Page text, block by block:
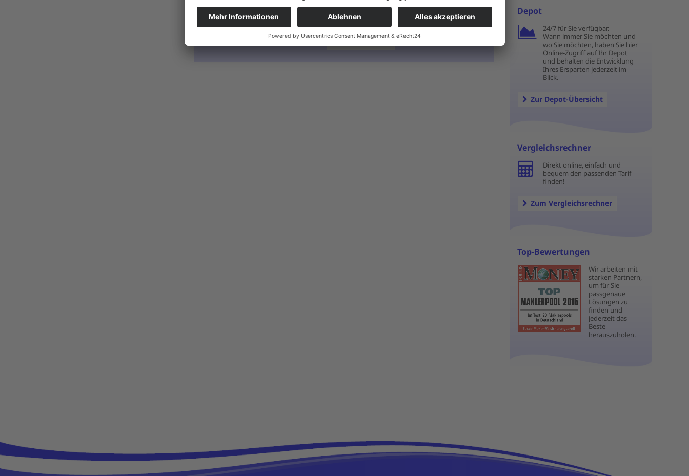
Sichern Sie Ihr Zuhause vor
unvorhergesehenen Gefahren.
Mehr erfahren
Depot
24/7 für Sie verfügbar.
Wann immer Sie möchten und
wo Sie möchten, haben Sie hier
Online-Zugriff auf Ihr Depot
und behalten die Entwicklung
Ihres Ersparten jederzeit im
Blick.
Zur Depot-Übersicht
Vergleichsrechner
Direkt online, einfach und
bequem den passenden Tarif
finden!
Zum Vergleichsrechner
Top-Bewertungen
Wir arbeiten mit
starken Partnern,
um für Sie
passgenaue
Lösungen zu
finden und
jederzeit das
Beste
herauszuholen.